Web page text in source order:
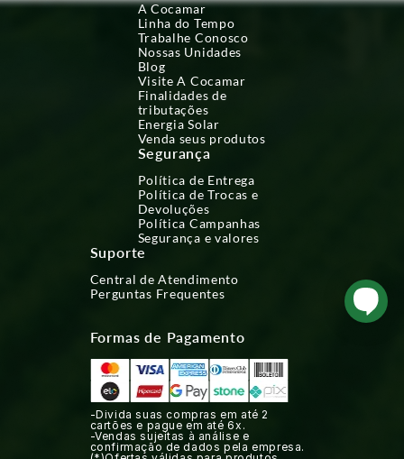
A Cocamar
Linha do Tempo
Trabalhe Conosco
Nossas Unidades
Blog
Visite A Cocamar
Finalidades de
tributações
Energia Solar
Venda seus produtos
Segurança
Política de Entrega
Política de Trocas e
Devoluções
Política Campanhas
Segurança e valores
Suporte
Central de Atendimento
Perguntas Frequentes
Formas de Pagamento
-Divida suas compras em até 2
cartões e pague em até 6x.
-Vendas sujeitas à análise e
confirmação de dados pela empresa.